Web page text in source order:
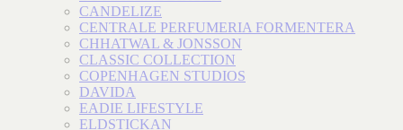
CANDELIZE
CENTRALE PERFUMERIA FORMENTERA
CHHATWAL & JONSSON
CLASSIC COLLECTION
COPENHAGEN STUDIOS
DAVIDA
EADIE LIFESTYLE
ELDSTICKAN